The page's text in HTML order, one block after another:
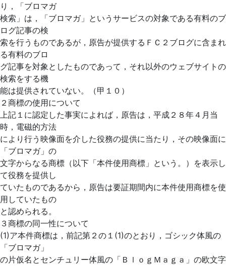
り，「ブロマガ
検索」は，「ブロマガ」というサービスの対象である有料のブ
ログ記事の検
索を行うものであるが，原告が提供するＦＣ２ブログに含まれ
る有料のブロ
グ記事を対象としたものであって，それ以外のウェブサイトの
検索をする機
能は提供されていない。（甲１０）
２商標の使用について
上記１に認定した事実によれば，原告は，平成２８年４月当
時，電磁的方法
により行う映像面を介した役務の提供に当たり，その映像面に
「ブロマガ」の
文字からなる商標（以下「本件使用商標」という。）を表示し
て役務を提供し
ていたものであるから，原告は要証期間内に本件使用商標を使
用していたもの
と認められる。
３商標の同一性について
(1)ア本件商標は，前記第２の１(1)のとおり，ゴシック体風の
「ブロマガ」
の片仮名とセンチュリー体風の「ＢｌｏｇＭａｇａ」の欧文字